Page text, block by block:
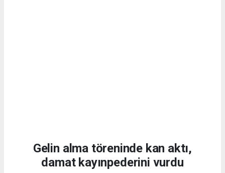
Gelin alma töreninde kan aktı,
damat kayınpederini vurdu